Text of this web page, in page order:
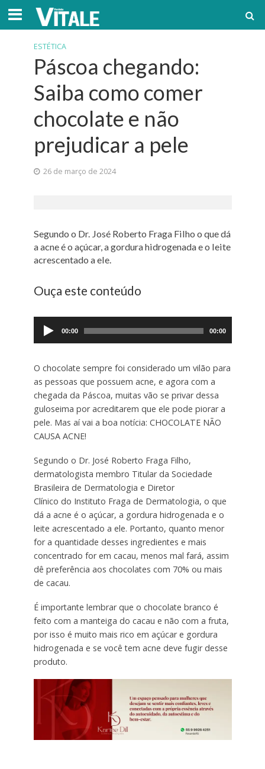
ESTÉTICA
Páscoa chegando:
Saiba como comer
chocolate e não
prejudicar a pele
26 de março de 2024
Segundo o Dr. José Roberto Fraga Filho o que dá
a acne é o açúcar, a gordura hidrogenada e o leite
acrescentado a ele.
Ouça este conteúdo
áudio
00:00 00:00
O chocolate sempre foi considerado um vilão para
as pessoas que possuem acne, e agora com a
chegada da Páscoa, muitas vão se privar dessa
guloseima por acreditarem que ele pode piorar a
pele. Mas aí vai a boa notícia: CHOCOLATE NÃO
CAUSA ACNE!
Segundo o Dr. José Roberto Fraga Filho,
dermatologista membro Titular da Sociedade
Brasileira de Dermatologia e Diretor
Clínico do Instituto Fraga de Dermatologia, o que
dá a acne é o açúcar, a gordura hidrogenada e o
leite acrescentado a ele. Portanto, quanto menor
for a quantidade desses ingredientes e mais
concentrado for em cacau, menos mal fará, assim
dê preferência aos chocolates com 70% ou mais
de cacau.
É importante lembrar que o chocolate branco é
feito com a manteiga do cacau e não com a fruta,
por isso é muito mais rico em açúcar e gordura
hidrogenada e se você tem acne deve fugir desse
produto.